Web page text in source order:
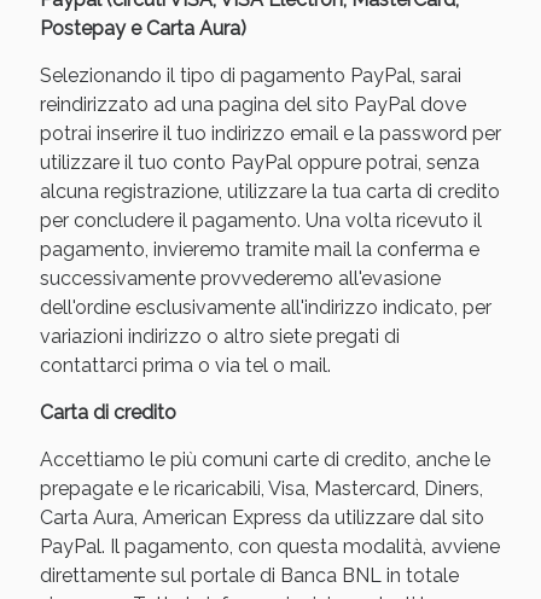
Postepay e Carta Aura)
Selezionando il tipo di pagamento PayPal, sarai
reindirizzato ad una pagina del sito PayPal dove
potrai inserire il tuo indirizzo email e la password per
utilizzare il tuo conto PayPal oppure potrai, senza
alcuna registrazione, utilizzare la tua carta di credito
per concludere il pagamento. Una volta ricevuto il
pagamento, invieremo tramite mail la conferma e
successivamente provvederemo all'evasione
dell'ordine esclusivamente all'indirizzo indicato, per
variazioni indirizzo o altro siete pregati di
contattarci prima o via tel o mail.
Carta di credito
Accettiamo le più comuni carte di credito, anche le
prepagate e le ricaricabili, Visa, Mastercard, Diners,
Carta Aura, American Express da utilizzare dal sito
PayPal. Il pagamento, con questa modalità, avviene
direttamente sul portale di Banca BNL in totale
Benessere Intestinale: Sconto fino al 55% valido